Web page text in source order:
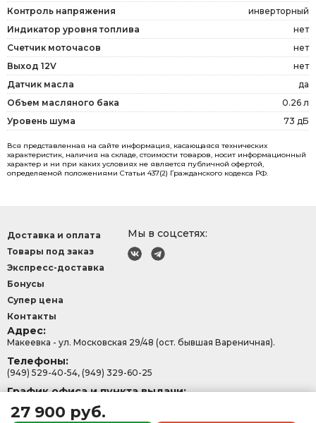
27 900 руб.
Контроль напряжения
инверторный
Индикатор уровня топлива
нет
Счетчик моточасов
нет
Выход 12V
нет
Датчик масла
да
Объем масляного бака
0.26 л
Уровень шума
73 дБ
Вся представленная на сайте информация, касающаяся технических
характеристик, наличия на складе, стоимости товаров, носит информационный
характер и ни при каких условиях не является публичной офертой,
определяемой положениями Статьи 437(2) Гражданского кодекса РФ.
Мы в соцсетях:
Доставка и оплата
Товары под заказ
Экспресс-доставка
Бонусы
Супер цена
Контакты
Адрес:
Макеевка - ул. Московская 29/48 (ост. бывшая Вареничная).
Телефоны:
(949) 529-40-54, (949) 329-60-25
График офиса и пункта выдачи: